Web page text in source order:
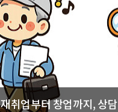
재취업부터 창업까지, 상